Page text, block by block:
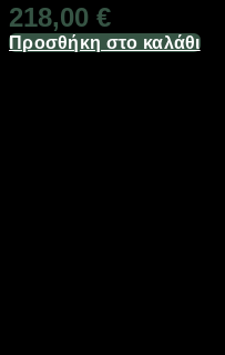
218,00 €
Προσθήκη στο καλάθι